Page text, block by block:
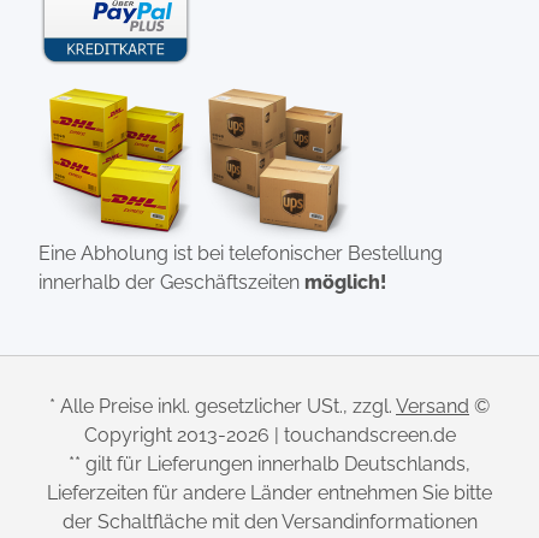
Eine Abholung ist bei telefonischer Bestellung
innerhalb der Geschäftszeiten möglich!
* Alle Preise inkl. gesetzlicher USt., zzgl. Versand ©
Copyright 2013-2026 | touchandscreen.de
** gilt für Lieferungen innerhalb Deutschlands,
Lieferzeiten für andere Länder entnehmen Sie bitte
der Schaltfläche mit den Versandinformationen